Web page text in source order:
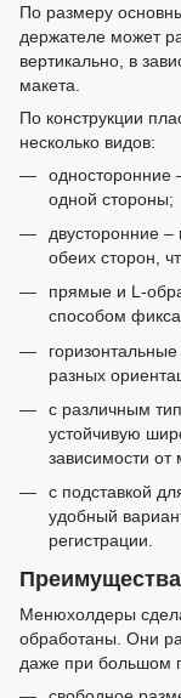
По размеру
держателе может
вертикально, в
макета.
По конструкции
несколько видов:
односторонние
одной стороны;
двусторонние –
обеих сторон,
прямые и L-
способом
разных
с различным
устойчивую
зависимости от
с подставкой
удобный
регистрации.
Менюхолдеры
обработаны. Они
даже при большом